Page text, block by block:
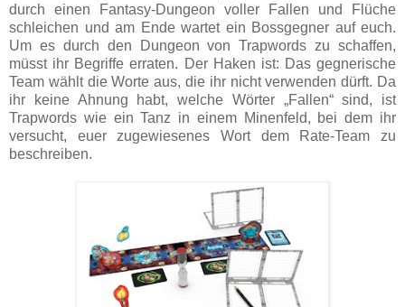
durch einen Fantasy-Dungeon voller Fallen und Flüche
schleichen und am Ende wartet ein Bossgegner auf euch.
Um es durch den Dungeon von Trapwords zu schaffen,
müsst ihr Begriffe erraten. Der Haken ist: Das gegnerische
Team wählt die Worte aus, die ihr nicht verwenden dürft. Da
ihr keine Ahnung habt, welche Wörter „Fallen“ sind, ist
Trapwords wie ein Tanz in einem Minenfeld, bei dem ihr
versucht, euer zugewiesenes Wort dem Rate-Team zu
beschreiben.